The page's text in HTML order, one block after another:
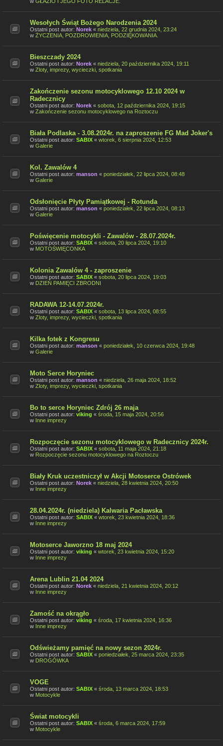
Wesołych Świąt Bożego Narodzenia 2024
Ostatni post autor: Norek « niedziela, 22 grudnia 2024, 23:24
w ŻYCZENIA, POZDROWIENIA, PODZIĘKOWANIA.
Bieszczady 2024
Ostatni post autor: Norek « niedziela, 20 października 2024, 19:11
w Zloty, imprezy, wycieczki, spotkania
Zakończenie sezonu motocyklowego 12.10 2024 w
Radecznicy
Ostatni post autor: Norek « sobota, 12 października 2024, 19:15
w Zakończenie sezonu motocyklowego na Roztoczu
Biała Podlaska - 3.08.2024r. na zaproszenie FG Mad Joker's
Ostatni post autor: SABIX « wtorek, 6 sierpnia 2024, 12:53
w Galerie
Kol. Zawalów 4
Ostatni post autor: manson « poniedziałek, 22 lipca 2024, 08:48
w Galerie
Odsłonięcie Płyty Pamiątkowej - Rotunda
Ostatni post autor: manson « poniedziałek, 22 lipca 2024, 08:13
w Galerie
Poświęcenie motocykli - Zawalów - 28.07.2024r.
Ostatni post autor: SABIX « sobota, 20 lipca 2024, 19:10
w MOTOŚWIĘCONKA
Kolonia Zawalów 4 - zaproszenie
Ostatni post autor: SABIX « sobota, 20 lipca 2024, 19:03
w DZIEŃ PAMIĘCI ZBRODNI
RADAWA 12-14.07.2024r.
Ostatni post autor: SABIX « sobota, 13 lipca 2024, 08:55
w Zloty, imprezy, wycieczki, spotkania
Kilka fotek z Kongresu
Ostatni post autor: manson « poniedziałek, 10 czerwca 2024, 19:48
w Galerie
Moto Serce Horyniec
Ostatni post autor: manson « niedziela, 26 maja 2024, 18:52
w Zloty, imprezy, wycieczki, spotkania
Bo to serce Horyniec Zdrój 26 maja
Ostatni post autor: viking « środa, 15 maja 2024, 20:56
w Inne imprezy
Rozpoczęcie sezonu motocyklowego w Radecznicy 2024r.
Ostatni post autor: SABIX « sobota, 11 maja 2024, 21:18
w Rozpoczęcie sezonu motocyklowego na Roztoczu
Biały Kruk uczestniczył w Akcji Motoserce Ostrówek
Ostatni post autor: Norek « niedziela, 28 kwietnia 2024, 20:50
w Inne imprezy
28.04.2024r. (niedziela) Kalwaria Pacławska
Ostatni post autor: SABIX « wtorek, 23 kwietnia 2024, 18:36
w Inne imprezy
Motoserce Jaworzno 18 maj 2024
Ostatni post autor: viking « wtorek, 23 kwietnia 2024, 15:20
w Inne imprezy
Arena Lublin 21.04 2024
Ostatni post autor: Norek « niedziela, 21 kwietnia 2024, 20:12
w Inne imprezy
Zamość na okrągło
Ostatni post autor: viking « środa, 17 kwietnia 2024, 16:36
w Inne imprezy
Odświeżamy pamięć na nowy sezon 2024r.
Ostatni post autor: SABIX « poniedziałek, 25 marca 2024, 23:35
w DROGÓWKA
VOGE
Ostatni post autor: SABIX « środa, 13 marca 2024, 18:53
w Motocykle
Świat motocykli
Ostatni post autor: SABIX « środa, 6 marca 2024, 17:59
w Motocykle